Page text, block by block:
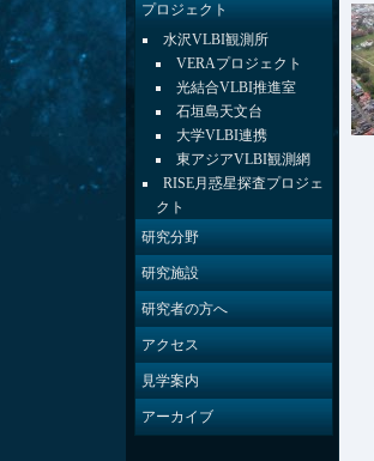
プロジェクト
水沢VLBI観測所
VERAプロジェクト
光結合VLBI推進室
石垣島天文台
大学VLBI連携
東アジアVLBI観測網
RISE月惑星探査プロジェ
クト
研究分野
研究施設
研究者の方へ
アクセス
見学案内
アーカイブ